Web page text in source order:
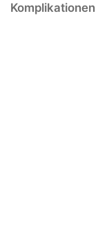
Komplikationen